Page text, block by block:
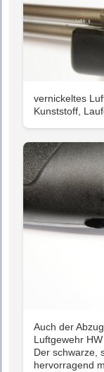
vernickeltes
Kunststoff,
Auch der
Luftgewehr
Der schwarze,
hervorragend